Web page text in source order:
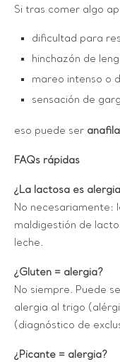
Si tras comer algo
dificultad para
hinchazón de
mareo intenso o
sensación de
eso puede ser
FAQs rápidas
¿La lactosa es
No necesariamente:
maldigestión de
leche.
¿Gluten = alergia?
No siempre. Puede
alergia al trigo
(diagnóstico de
¿Picante = alergia?